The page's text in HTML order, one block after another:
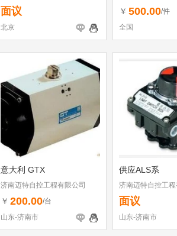
面议
北京
￥ 500.00/件
全国
意大利 GTX
济南迈特自控工程有限公司
￥ 200.00/台
山东-济南市
供应ALS系
济南迈特自控工程
面议
山东-济南市